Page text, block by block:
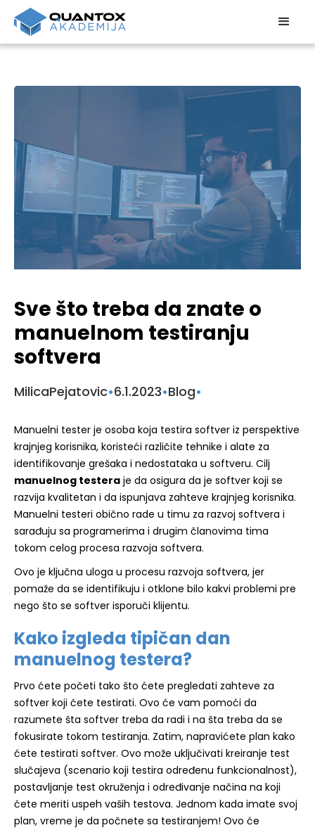
Sve što treba da znate o
manuelnom testiranju
softvera
MilicaPejatovic•6.1.2023•Blog•
Manuelni tester je osoba koja testira softver iz perspektive
krajnjeg korisnika, koristeći različite tehnike i alate za
identifikovanje grešaka i nedostataka u softveru. Cilj
manuelnog testera je da osigura da je softver koji se
razvija kvalitetan i da ispunjava zahteve krajnjeg korisnika.
Manuelni testeri obično rade u timu za razvoj softvera i
sarađuju sa programerima i drugim članovima tima
tokom celog procesa razvoja softvera.
Ovo je ključna uloga u procesu razvoja softvera, jer
pomaže da se identifikuju i otklone bilo kakvi problemi pre
nego što se softver isporuči klijentu.
Kako izgleda tipičan dan
manuelnog testera?
Prvo ćete početi tako što ćete pregledati zahteve za
softver koji ćete testirati. Ovo će vam pomoći da
razumete šta softver treba da radi i na šta treba da se
fokusirate tokom testiranja. Zatim, napravićete plan kako
ćete testirati softver. Ovo može uključivati kreiranje test
slučajeva (scenario koji testira određenu funkcionalnost),
postavljanje test okruženja i određivanje načina na koji
ćete meriti uspeh vaših testova. Jednom kada imate svoj
plan, vreme je da počnete sa testiranjem! Ovo će